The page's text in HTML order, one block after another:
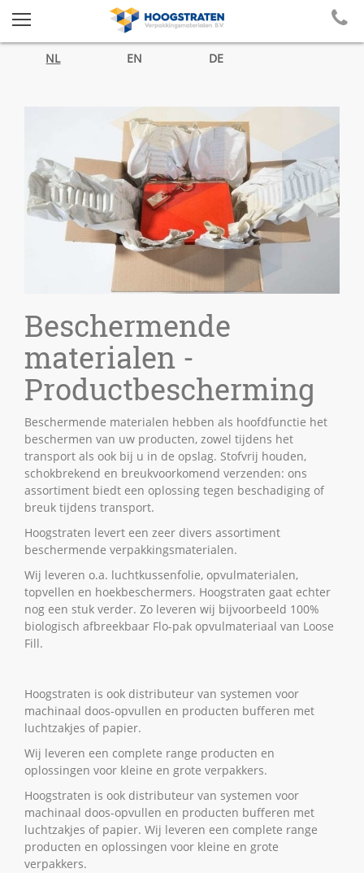
NL EN DE
Beschermende
materialen -
Productbescherming
Beschermende materialen hebben als hoofdfunctie het
beschermen van uw producten, zowel tijdens het
transport als ook bij u in de opslag. Stofvrij houden,
schokbrekend en breukvoorkomend verzenden: ons
assortiment biedt een oplossing tegen beschadiging of
breuk tijdens transport.
Hoogstraten levert een zeer divers assortiment
beschermende verpakkingsmaterialen.
Wij leveren o.a. luchtkussenfolie, opvulmaterialen,
topvellen en hoekbeschermers. Hoogstraten gaat echter
nog een stuk verder. Zo leveren wij bijvoorbeeld 100%
biologisch afbreekbaar Flo-pak opvulmateriaal van Loose
Fill.
Hoogstraten is ook distributeur van systemen voor
machinaal doos-opvullen en producten bufferen met
luchtzakjes of papier.
Wij leveren een complete range producten en
oplossingen voor kleine en grote verpakkers.
Hoogstraten is ook distributeur van systemen voor
machinaal doos-opvullen en producten bufferen met
luchtzakjes of papier. Wij leveren een complete range
producten en oplossingen voor kleine en grote
verpakkers.